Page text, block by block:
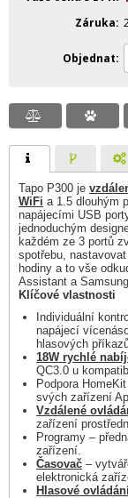
Záruka
Objednat
Tapo P300 je
WiFi a 1.5 dlouhým
napájecími USB
jednoduchým
každém ze 3 portů
spotřebu,
hodiny a to vše
Assistant a
Klíčové vlastnosti
Individuální
napájecí
hlasových
18W rychlé
QC3.0 u
Podpora
svých zařízení
Vzdálené
zařízení
Programy –
zařízení.
Časovač –
elektronická
Hlasové